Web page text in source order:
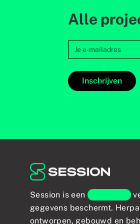
Alle
Inschrijven
Session is eenend-to-end
gegevens beschermt.
ontworpen, gebouwd en